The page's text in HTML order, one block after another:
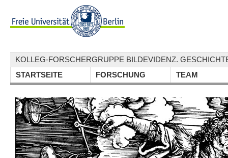
KOLLEG-FORSCHERGRUPPE BILDEVIDENZ.
STARTSEITE
FORSCHUNG TEAM